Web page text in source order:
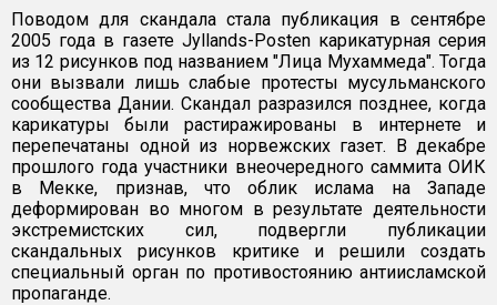
Поводом для скандала стала публикация в сентябре
2005 года в газете Jyllands-Posten карикатурная серия
из 12 рисунков под названием "Лица Мухаммеда". Тогда
они вызвали лишь слабые протесты мусульманского
сообщества Дании. Скандал разразился позднее, когда
карикатуры были растиражированы в интернете и
перепечатаны одной из норвежских газет. В декабре
прошлого года участники внеочередного саммита ОИК
в Мекке, признав, что облик ислама на Западе
деформирован во многом в результате деятельности
экстремистских сил, подвергли публикации
скандальных рисунков критике и решили создать
специальный орган по противостоянию антиисламской
пропаганде.